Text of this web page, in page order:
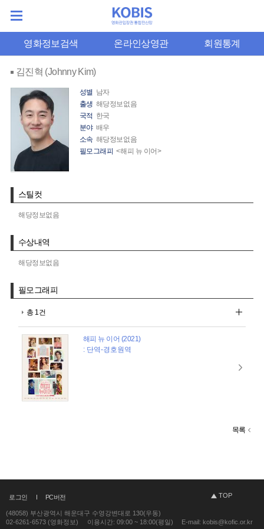
영화정보검색 온라인상영관 회원통계
김진혁 (Johnny Kim)
성별 남자
출생 해당정보없음
국적 한국
분야 배우
소속 해당정보없음
필모그래피 <해피 뉴 이어>
스틸컷
해당정보없음
수상내역
해당정보없음
필모그래피
총 1건
해피 뉴 이어 (2021)
: 단역-경호원역
목록
로그인 PC버전 TOP
(48058) 부산광역시 해운대구 수영강변대로 130(우동)
02-6261-6573 (영화정보)
이용시간: 09:00 ~ 18:00(평일) E-mail: kobis@kofic.or.kr